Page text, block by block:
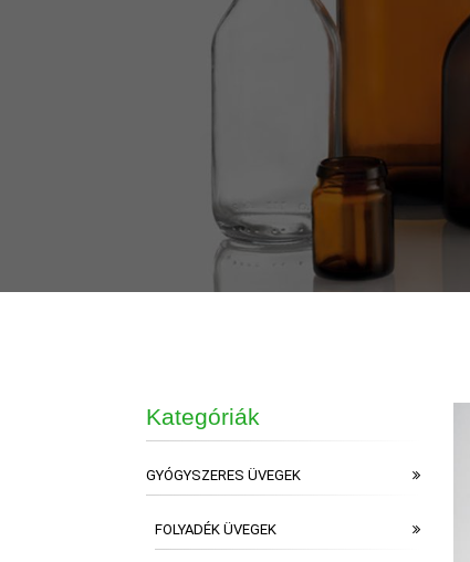
Kategóriák
GYÓGYSZERES ÜVEGEK
FOLYADÉK ÜVEGEK